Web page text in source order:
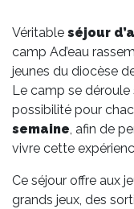
Véritable séjour
camp Ad’eau
jeunes du diocèse
Le camp se déroule
possibilité pour
semaine, afin de
vivre cette
Ce séjour offre aux
grands jeux, des